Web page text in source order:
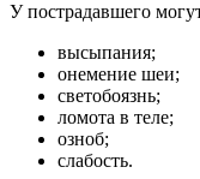
У пострадавшего
высыпания;
онемение шеи;
светобоязнь;
ломота в теле;
озноб;
слабость.